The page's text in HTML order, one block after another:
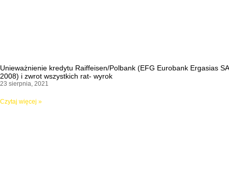
Unieważnienie kredytu Raiffeisen/Polbank (EFG Eurobank Ergasias SA
2008) i zwrot wszystkich rat- wyrok
23 sierpnia, 2021
Czytaj więcej »